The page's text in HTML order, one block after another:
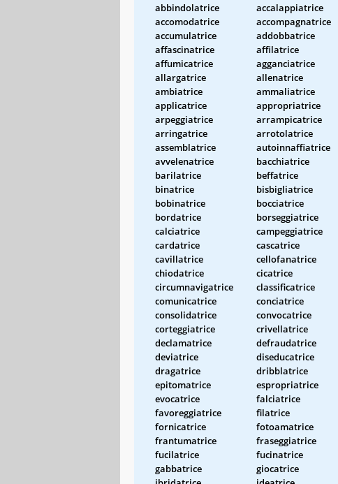
abbindolatrice accalappiatrice
accomodatrice
accompagnatrice
accumulatrice
addobbatrice
affascinatrice
affilatrice
affumicatrice
agganciatrice
allargatrice
allenatrice
ambiatrice
ammaliatrice
applicatrice
appropriatrice
arpeggiatrice
arrampicatrice
arringatrice
arrotolatrice
assemblatrice
autoinnaffiatrice
avvelenatrice
bacchiatrice
barilatrice
beffatrice
binatrice
bisbigliatrice
bobinatrice
bocciatrice
bordatrice
borseggiatrice
calciatrice
campeggiatrice
cardatrice
cascatrice
cavillatrice
cellofanatrice
chiodatrice
cicatrice
circumnavigatrice
classificatrice
comunicatrice
conciatrice
consolidatrice
convocatrice
corteggiatrice
crivellatrice
declamatrice
defraudatrice
deviatrice
diseducatrice
dragatrice
dribblatrice
epitomatrice
espropriatrice
evocatrice
falciatrice
favoreggiatrice
filatrice
fornicatrice
fotoamatrice
frantumatrice
fraseggiatrice
fucilatrice
fucinatrice
gabbatrice
giocatrice